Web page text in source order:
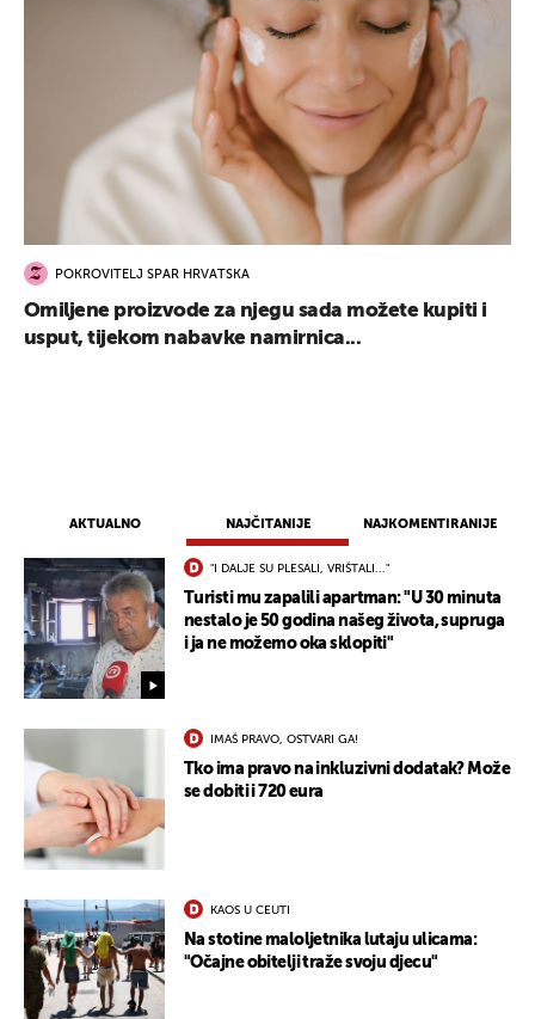
AKTUALNO NAJČITANIJE NAJKOMENTIRANIJE
"I DALJE SU PLESALI, VRIŠTALI..."
Turisti mu zapalili apartman: "U 30 minuta
nestalo je 50 godina našeg života, supruga
i ja ne možemo oka sklopiti"
IMAŠ PRAVO, OSTVARI GA!
Tko ima pravo na inkluzivni dodatak? Može
se dobiti i 720 eura
KAOS U CEUTI
Na stotine maloljetnika lutaju ulicama:
"Očajne obitelji traže svoju djecu"
POKROVITELJ SPAR HRVATSKA
Omiljene proizvode za njegu sada možete kupiti i
usput, tijekom nabavke namirnica...